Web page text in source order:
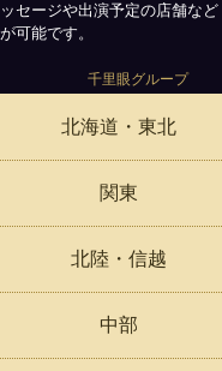
セージや出演予定の店舗など
可能です。
千里眼グループ
北海道・東北
関東
北陸・信越
中部